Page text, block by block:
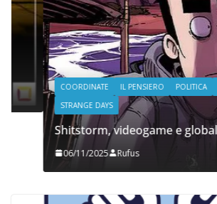
COORDINATE IL PENSIERO POLITICA
STRANGE DAYS
Shitstorm, videogame e
06/11/2025 Rufus